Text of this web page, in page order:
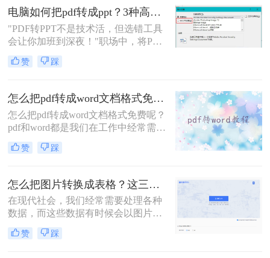
效率太低了。今天就跟大家分享表格
图片怎么转成表格文档方法，下面一
起看看吧。
电脑如何把pdf转成ppt？3种高效方法实测！
"PDF转PPT不是技术活，但选错工具
会让你加班到深夜！"职场中，将PDF
报告一键转化为PPT演示文稿是高频
刚需。然而，90%的办公族曾陷入“转
工”的泥潭——这不是能力问题，而
是工具选择的致命陷阱。
赞 踩
怎么把pdf转成word文档格式免费？分享三个实用的方法！
怎么把pdf转成word文档格式免费呢？
pdf和word都是我们在工作中经常需要
使用的文档，经常需要转换文件格
式，现在许多文档格式转换工具，但
个pdf转word的方法。一起来看看吧~
赞 踩
怎么把图片转换成表格？这三个免费方法教会你！
在现代社会，我们经常需要处理各种
数据，而这些数据有时候会以图片的
形式出现，导致我们无法直接编辑和
使用。这时，将图片转换成表格就变
赞 踩